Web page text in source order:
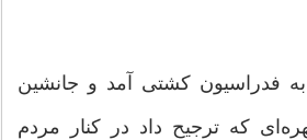
فدراسیون کشتی آمد و جانشین
که ترجیح داد در کنار مردم